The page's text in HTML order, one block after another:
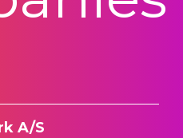
A/S